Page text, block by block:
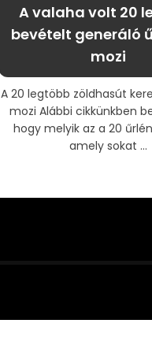
A valaha volt 20
bevételt generáló
mozi
A 20 legtöbb zöldhasút
mozi Alábbi cikkünkben
hogy melyik az a 20
amely sokat ...